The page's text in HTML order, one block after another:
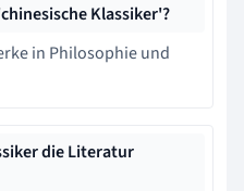
Klassiker'?
in Philosophie und
die Literatur